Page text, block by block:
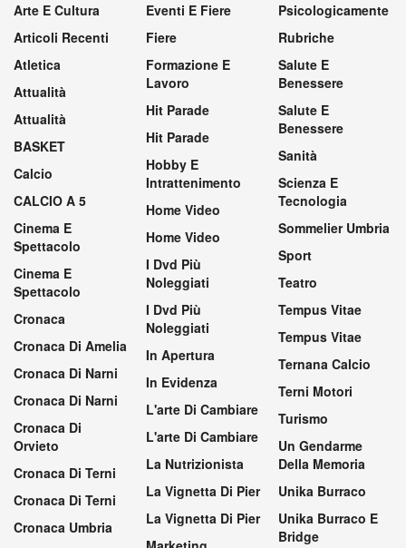
Arte E Cultura
Articoli Recenti
Atletica
Attualità
Attualità
BASKET
Calcio
CALCIO A 5
Cinema E
Spettacolo
Cinema E
Spettacolo
Cronaca
Cronaca Di Amelia
Cronaca Di Narni
Cronaca Di Narni
Cronaca Di
Orvieto
Cronaca Di Terni
Cronaca Di Terni
Cronaca Umbria
Eventi E Fiere
Fiere
Formazione E
Lavoro
Hit Parade
Hit Parade
Hobby E
Intrattenimento
Home Video
Home Video
I Dvd Più
Noleggiati
I Dvd Più
Noleggiati
In Apertura
In Evidenza
L'arte Di Cambiare
L'arte Di Cambiare
La Nutrizionista
La Vignetta Di Pier
La Vignetta Di Pier
Psicologicamente
Rubriche
Salute E
Benessere
Salute E
Benessere
Sanità
Scienza E
Tecnologia
Sommelier Umbria
Sport
Teatro
Tempus Vitae
Tempus Vitae
Ternana Calcio
Terni Motori
Turismo
Un Gendarme
Della Memoria
Unika Burraco
Unika Burraco E
Bridge